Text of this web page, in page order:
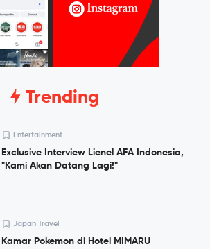
Trending
Entertainment
Exclusive Interview Lienel AFA Indonesia,
"Kami Akan Datang Lagi!"
Japan Travel
Kamar Pokemon di Hotel MIMARU